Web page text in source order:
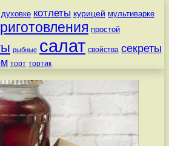
духовке котлеты курицей мультиварке
простой
рыбные салат свойства секреты
торт тортик